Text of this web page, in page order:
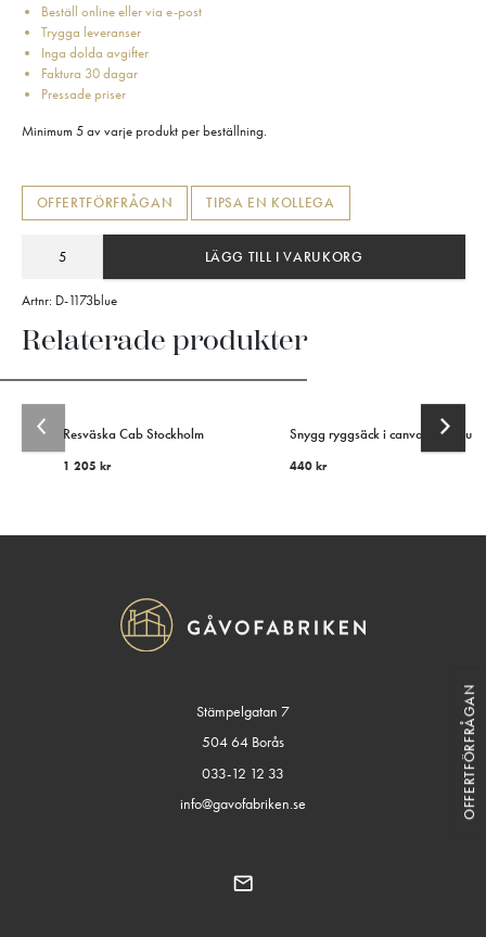
Beställ online eller via e-post
Trygga leveranser
Inga dolda avgifter
Faktura 30 dagar
Pressade priser
Minimum 5 av varje produkt per beställning.
OFFERTFÖRFRÅGAN TIPSA EN KOLLEGA
LÄGG TILL I VARUKORG
Artnr: D-1173blue
Relaterade produkter
Resväska Cab Stockholm
1 205 kr
Snygg ryggsäck i canvas från
440kr
Stämpelgatan 7
504 64 Borås
033-12 12 33
info@gavofabriken.se
OFFERTFÖRFRÅGAN